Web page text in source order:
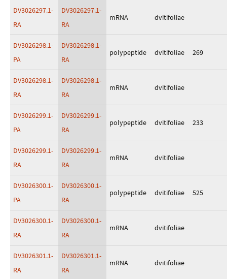
DV3026297.1-
RA
DV3026297.1-
RA
mRNA dvitifoliae
DV3026298.1-
PA
DV3026298.1-
RA
polypeptide dvitifoliae 269
DV3026298.1-
RA
DV3026298.1-
RA
mRNA dvitifoliae
DV3026299.1-
PA
DV3026299.1-
RA
polypeptide dvitifoliae 233
DV3026299.1-
RA
DV3026299.1-
RA
mRNA dvitifoliae
DV3026300.1-
PA
DV3026300.1-
RA
polypeptide dvitifoliae 525
DV3026300.1-
RA
DV3026300.1-
RA
mRNA dvitifoliae
DV3026301.1-
RA
DV3026301.1-
RA
mRNA dvitifoliae